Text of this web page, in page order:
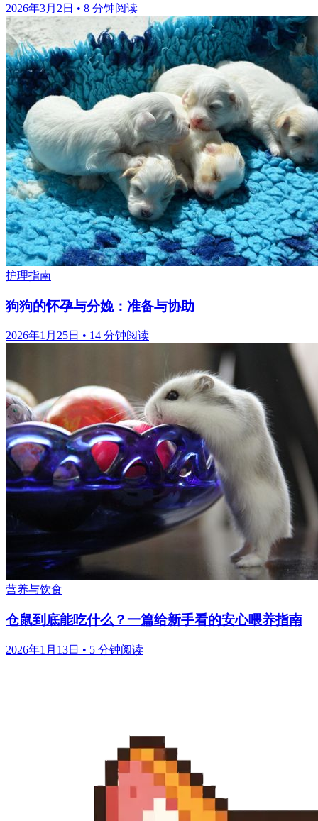
2026年3月2日 • 8 分钟阅读
护理指南
狗狗的怀孕与分娩：准备与协助
2026年1月25日 • 14 分钟阅读
营养与饮食
仓鼠到底能吃什么？一篇给新手看的安心喂养指南
2026年1月13日 • 5 分钟阅读